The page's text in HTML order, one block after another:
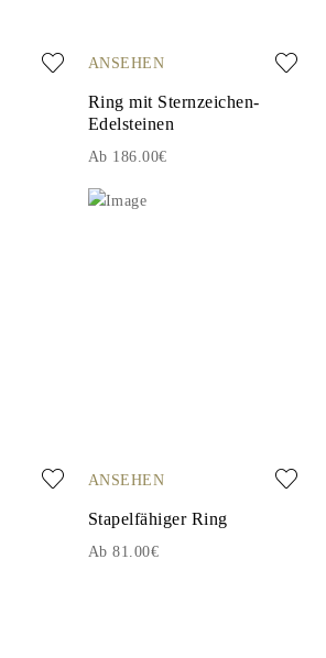
ANSEHEN
Ring mit Sternzeichen-
Edelsteinen
Ab 186.00€
ANSEHEN
Stapelfähiger Ring
Ab 81.00€